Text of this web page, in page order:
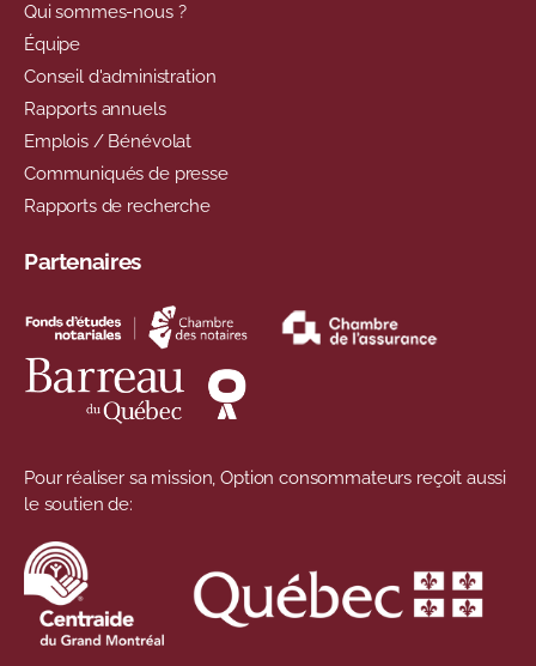
Qui sommes-nous ?
Équipe
Conseil d'administration
Rapports annuels
Emplois / Bénévolat
Communiqués de presse
Rapports de recherche
Partenaires
Pour réaliser sa mission, Option consommateurs reçoit aussi
le soutien de: